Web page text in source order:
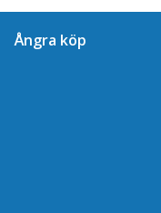
Ångra köp